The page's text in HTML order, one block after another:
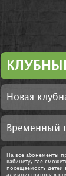
Новая
Временный
На все абонементы
кабинету, где
посещаемость детей